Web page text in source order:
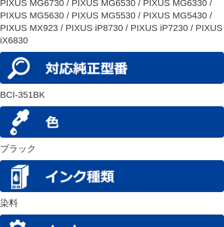
PIXUS MG6730 / PIXUS MG6530 / PIXUS MG6330 /
PIXUS MG5630 / PIXUS MG5530 / PIXUS MG5430 /
PIXUS MX923 / PIXUS iP8730 / PIXUS iP7230 / PIXUS
iX6830
BCI-351BK
ブラック
染料